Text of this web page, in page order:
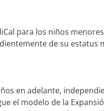
para los niños
de su estatus
en adelante,
el modelo de la